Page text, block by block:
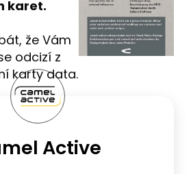
karet.
že Vám
odcizí z
karty data.
Active